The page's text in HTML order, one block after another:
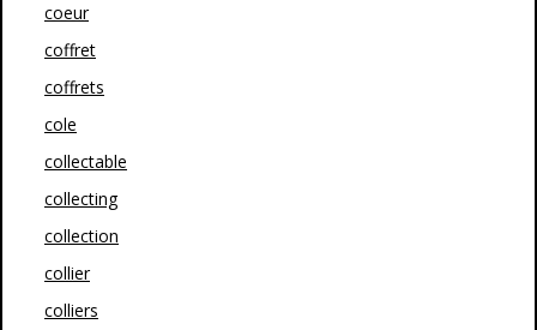
coeur
coffret
coffrets
cole
collectable
collecting
collection
collier
colliers